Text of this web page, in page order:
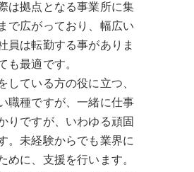
は拠点となる事業所に集
で広がっており、幅広い
員は転勤する事がありま
最適です。
ている方の役に立つ、
職種ですが、一緒に仕事
りですが、いわゆる頑固
。未経験からでも業界に
に、支援を行います。